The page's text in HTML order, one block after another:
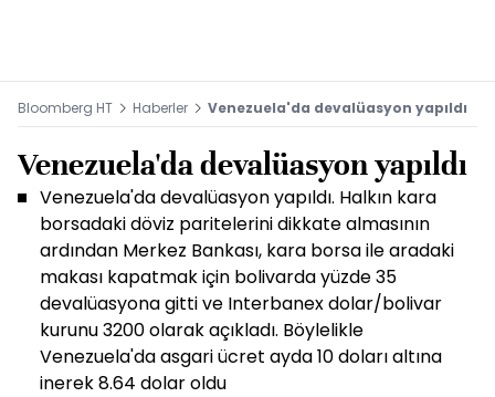
Bloomberg HT Haberler Venezuela'da devalüasyon yapıldı
Venezuela'da devalüasyon yapıldı
Venezuela'da devalüasyon yapıldı. Halkın kara
borsadaki döviz paritelerini dikkate almasının
ardından Merkez Bankası, kara borsa ile aradaki
makası kapatmak için bolivarda yüzde 35
devalüasyona gitti ve Interbanex dolar/bolivar
kurunu 3200 olarak açıkladı. Böylelikle
Venezuela'da asgari ücret ayda 10 doları altına
inerek 8.64 dolar oldu